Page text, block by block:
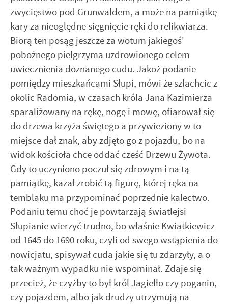
zwycięstwo pod Grunwaldem, a może na pamiątkę
kary za nieoględne sięgnięcie ręki do relikwiarza.
Biorą ten posąg jeszcze za wotum jakiegoś'
pobożnego pielgrzyma uzdrowionego celem
uwiecznienia doznanego cudu. Jakoż podanie
pomiędzy mieszkańcami Słupi, mówi że szlachcic z
okolic Radomia, w czasach króla Jana Kazimierza
sparaliżowany na rękę, nogę i mowę, ofiarował się
do drzewa krzyża świętego a przywieziony w to
miejsce dał znak, aby zdjęto go z pojazdu, bo na
widok kościoła chce oddać cześć Drzewu Żywota.
Gdy to uczyniono poczuł się zdrowym i na tą
pamiątkę, kazał zrobić tą figurę, której ręka na
temblaku ma przypominać poprzednie kalectwo.
Podaniu temu choć je powtarzają światlejsi
Słupianie wierzyć trudno, bo właśnie Kwiatkiewicz
od 1645 do 1690 roku, czyli od swego wstąpienia do
nowicjatu, spisywał cuda jakie się tu zdarzyły, a o
tak ważnym wypadku nie wspominał. Zdaje się
przecież, że czyżby to był król Jagiełło czy poganin,
czy pojazdem, albo jak drudzy utrzymują na